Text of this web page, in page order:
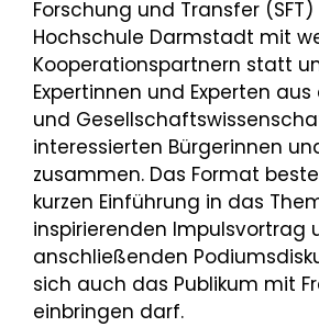
Forschung und Transfer
Hochschule Darmstadt mit
Kooperationspartnern statt
Expertinnen und Experten
und
interessierten Bürgerinnen
zusammen. Das Format
kurzen Einführung in das
inspirierenden Impulsvortrag
anschließenden
sich auch das Publikum mit
einbringen darf.